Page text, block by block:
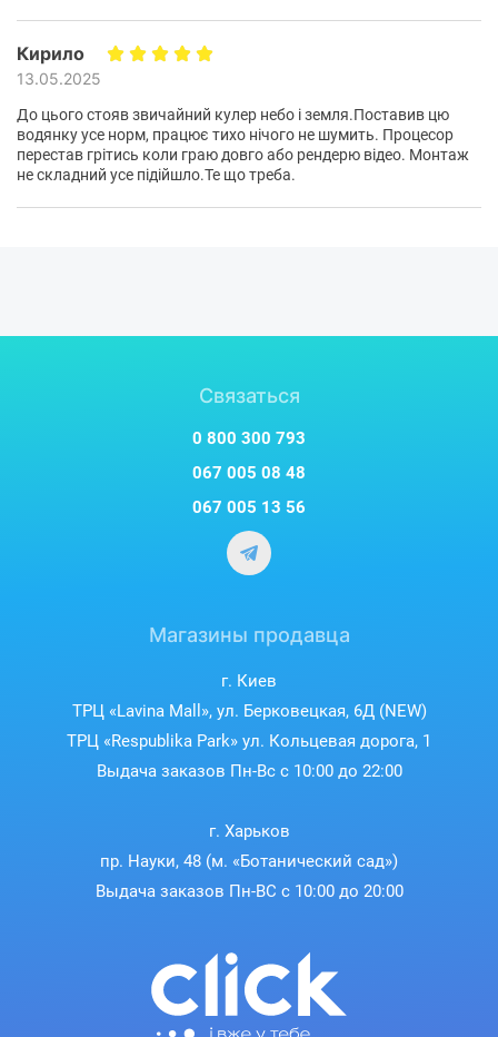
Новая ступенчатая конструкция впускного
потоке воздуха, что способствует переходу от
ламинарного к турбулентному потоку. Это
уменьшает тональный шум на входе, улучшает
прилипание потока и увеличивает мощность
Кирило
13.05.2025
До цього стояв звичайний кулер небо і земля.Поставив цю
водянку усе норм, працює тихо нічого не шумить. Процесор
перестав грітись коли граю довго або рендерю відео. Монтаж
не складний усе підійшло.Те що треба.
Связаться
0 800 300 793
067 005 08 48
067 005 13 56
Магазины продавца
г. Киев
ТРЦ «Lavina Mall», ул. Берковецкая, 6Д (NEW)
ТРЦ «Respublika Park» ул. Кольцевая дорога, 1
Выдача заказов Пн-Вс с 10:00 до 22:00
г. Харьков
пр. Науки, 48 (м. «Ботанический сад»)
Выдача заказов Пн-ВС с 10:00 до 20:00